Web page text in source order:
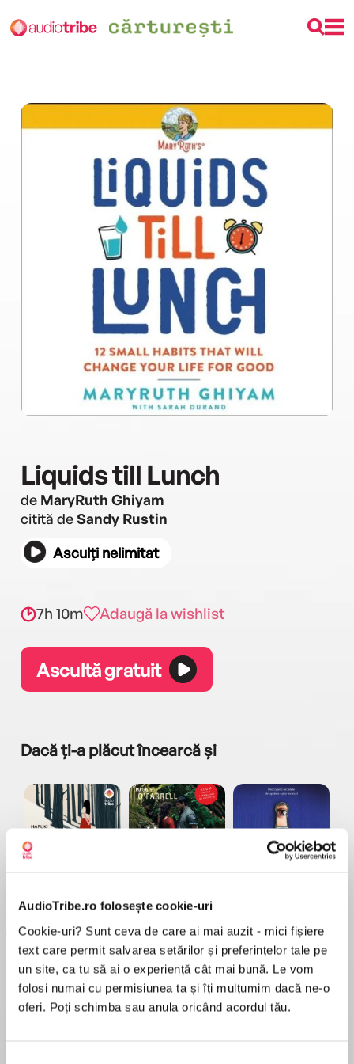
AudioTribe.ro folosește cookie-uri
Cookie-uri? Sunt ceva de care ai mai auzit - mici fișiere
text care permit salvarea setărilor și preferințelor tale pe
un site, ca tu să ai o experiență cât mai bună. Le vom
folosi numai cu permisiunea ta și îți mulțumim dacă ne-o
oferi. Poți schimba sau anula oricând acordul tău.
Liquids till Lunch
de MaryRuth Ghiyam
citită deSandy Rustin
Asculți nelimitat
7h 10m Adaugă la wishlist
Ascultă gratuit
Dacă ți-a plăcut încearcă și